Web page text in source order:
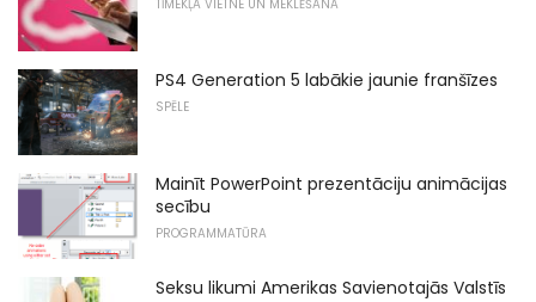
TĪMEKĻA VIETNE UN MEKLĒŠANA
PS4 Generation 5 labākie jaunie franšīzes
SPĒLE
Mainīt PowerPoint prezentāciju animācijas
secību
PROGRAMMATŪRA
Seksu likumi Amerikas Savienotajās Valstīs